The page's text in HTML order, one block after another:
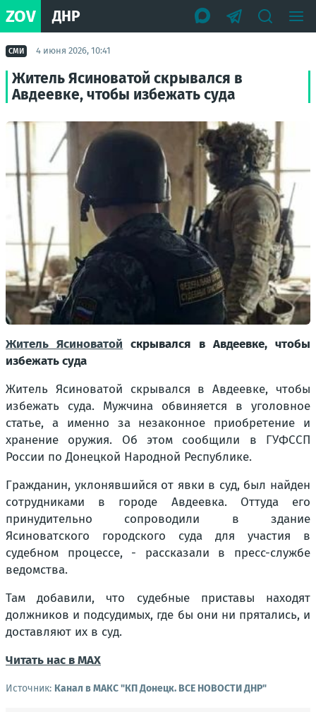
ZOV ДНР
СМИ 4 июня 2026, 10:41
Житель Ясиноватой скрывался в
Авдеевке, чтобы избежать суда
Житель Ясиноватой скрывался в Авдеевке, чтобы
избежать суда
Житель Ясиноватой скрывался в Авдеевке, чтобы
избежать суда. Мужчина обвиняется в уголовное
статье, а именно за незаконное приобретение и
хранение оружия. Об этом сообщили в ГУФССП
России по Донецкой Народной Республике.
Гражданин, уклонявшийся от явки в суд, был найден
сотрудниками в городе Авдеевка. Оттуда его
принудительно сопроводили в здание
Ясиноватского городского суда для участия в
судебном процессе, - рассказали в пресс-службе
ведомства.
Там добавили, что судебные приставы находят
должников и подсудимых, где бы они ни прятались, и
доставляют их в суд.
Читать нас в МАХ
Источник: Канал в МАКС "КП Донeцк. ВСЕ НОВОСТИ ДНР"